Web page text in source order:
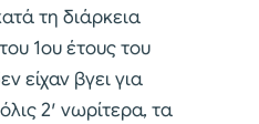
τη διάρκεια
1ου έτους του
είχαν βγει για
2′ νωρίτερα, τα